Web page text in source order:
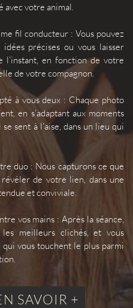
avec votre animal.
fil conducteur : Vous pouvez
précises ou vous laisser
l’instant, en fonction de votre
de votre compagnon.
à vous deux : Chaque photo
en s’adaptant aux moments
sent à l’aise, dans un lieu qui
duo : Nous capturons ce que
révéler de votre lien, dans une
et conviviale.
vos mains :Après la séance,
meilleurs clichés, et vous
qui vous touchent le plus parmi
SAVOIR +